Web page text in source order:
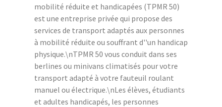
mobilité réduite et handicapées (TPMR 50)
est une entreprise privée qui propose des
services de transport adaptés aux personnes
à mobilité réduite ou souffrant d''un handicap
physique.\nTPMR 50 vous conduit dans ses
berlines ou minivans climatisés pour votre
transport adapté à votre fauteuil roulant
manuel ou électrique.\nLes élèves, étudiants
et adultes handicapés, les personnes